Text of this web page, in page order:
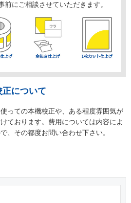
前にご相談させていただきます。
について
っての本機校正や、ある程度雰囲気が
ております。費用については内容によ
、その都度お問い合わせ下さい。